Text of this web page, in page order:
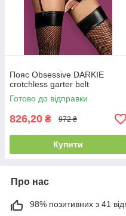
Пояс Obsessive DARKIE
crotchless garter belt
Готово до відправки
826,20 ₴ 972 ₴
Купити
Про нас
98% позитивних з 41